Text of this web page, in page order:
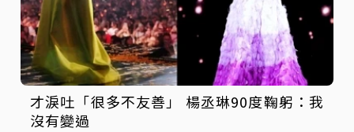
才淚吐「很多不友善」 楊丞琳90度鞠躬：我
沒有變過